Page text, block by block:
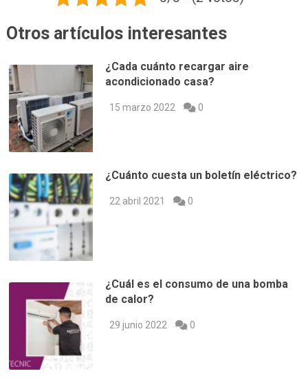
Otros artículos interesantes
¿Cada cuánto recargar aire
acondicionado casa?
15 marzo 2022 0
¿Cuánto cuesta un boletín eléctrico?
22 abril 2021 0
¿Cuál es el consumo de una bomba
de calor?
29 junio 2022 0